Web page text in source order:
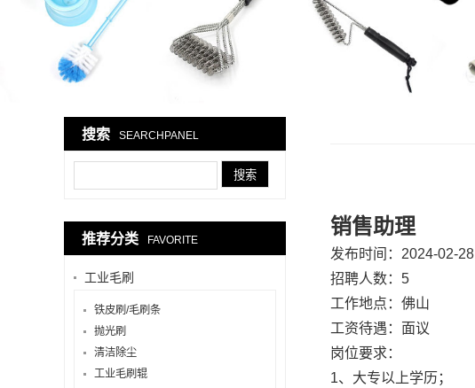
销售助理
发布时间：2024-02-28
招聘人数：5
工作地点：佛山
工资待遇：面议
岗位要求：
1、大专以上学历；
搜索 SEARCHPANEL
推荐分类 FAVORITE
工业毛刷
铁皮刷/毛刷条
抛光刷
清洁除尘
工业毛刷辊